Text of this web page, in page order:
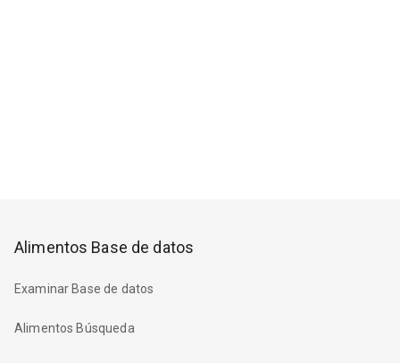
Alimentos Base de datos
Examinar Base de datos
Alimentos Búsqueda